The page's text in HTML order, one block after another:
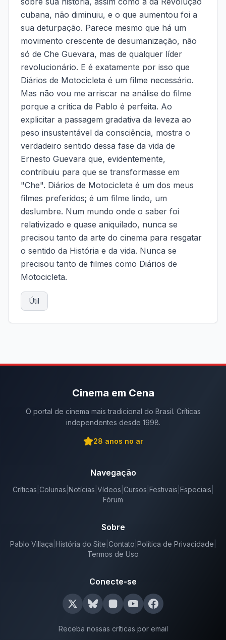
cubana, não diminuiu, e o que aumentou foi a
sua deturpação. Parece mesmo que há um
movimento crescente de desumanização, não
só de Che Guevara, mas de qualquer líder
revolucionário. E é exatamente por isso que
Diários de Motocicleta é um filme necessário.
Mas não vou me arriscar na análise do filme
porque a crítica de Pablo é perfeita. Ao
explicitar a passagem gradativa da leveza ao
peso insustentável da consciência, mostra o
verdadeiro sentido dessa fase da vida de
Ernesto Guevara que, evidentemente,
contribuiu para que se transformasse em
"Che". Diários de Motocicleta é um dos meus
filmes preferidos; é um filme lindo, um
deslumbre. Num mundo onde o saber foi
relativizado e quase aniquilado, nunca se
precisou tanto da arte do cinema para resgatar
o sentido da História e da vida. Nunca se
precisou tanto de filmes como Diários de
Motocicleta.
Útil
Cinema em Cena
O portal de cinema mais tradicional do Brasil. Críticas
independentes desde 1998.
28 anos no ar
Navegação
Críticas Colunas Notícias Vídeos Cursos Festivais Especiais
Fórum
Sobre
Pablo Villaça História do Site Contato Política de Privacidade
Termos de Uso
Conecte-se
Receba nossas críticas por email